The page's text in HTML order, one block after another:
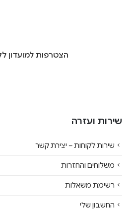
הצטרפות למועדון
שירות ועזרה
שירות לקוחות – יצירת קשר
משלוחים והחזרות
רשימת משאלות
החשבון שלי